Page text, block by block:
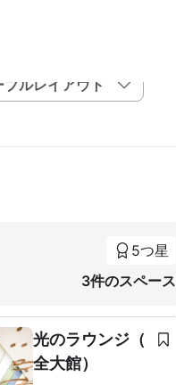
ブルレイアウト
5つ星
3件のスペース
光のラウンジ（
全大館）